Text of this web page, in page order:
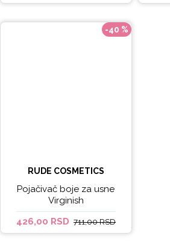
-40 %
RUDE COSMETICS
Pojačivač boje za usne
Virginish
426,00 RSD 711,00 RSD